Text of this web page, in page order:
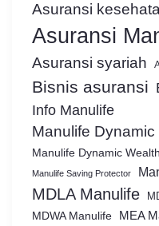
Asuransi
Asuransi
Asuransi syariah
Bisnis asuransi
Info Manulife
Manulife
Manulife Dynamic
Manulife Saving Protector
MDLA Manulife
MDWA Manulife MEA